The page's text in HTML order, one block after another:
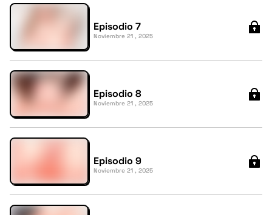
Episodio 7
Noviembre 21 , 2025
Episodio 8
Noviembre 21 , 2025
Episodio 9
Noviembre 21 , 2025